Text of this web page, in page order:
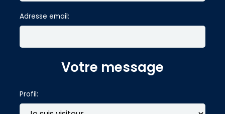
Adresse email:
Votre message
Profil: